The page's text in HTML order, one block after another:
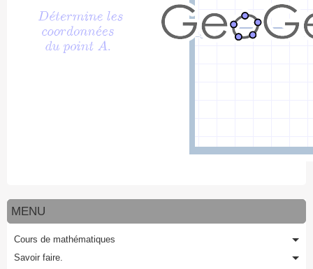
MENU
Cours de mathématiques
Savoir faire.